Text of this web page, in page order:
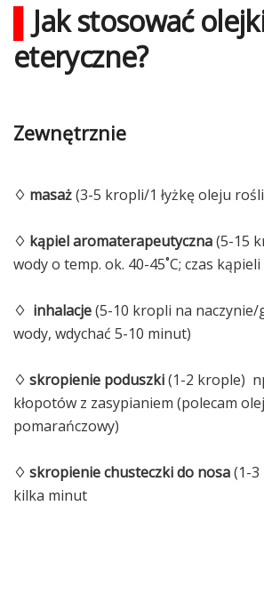
Jak stosować
eteryczne?
Zewnętrznie
♢ masaż(3-5 kropli/1 łyżkę oleju
♢ kąpiel aromaterapeutyczna(5-15
wody o temp. ok. 40-45˚C; czas
♢ inhalacje(5-10 kropli na
wody, wdychać 5-10 minut)
♢ skropienie poduszki(1-2 krople)
kłopotów z zasypianiem (polecam
pomarańczowy)
♢ skropienie chusteczki do nosa(1-3
kilka minut